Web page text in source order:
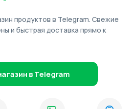
продуктов в Telegram. Свежие
и быстрая доставка прямо к
в Telegram